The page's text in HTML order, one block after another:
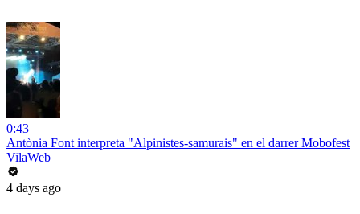
0:43
Antònia Font interpreta "Alpinistes-samurais" en el darrer Mobofest
VilaWeb
4 days ago